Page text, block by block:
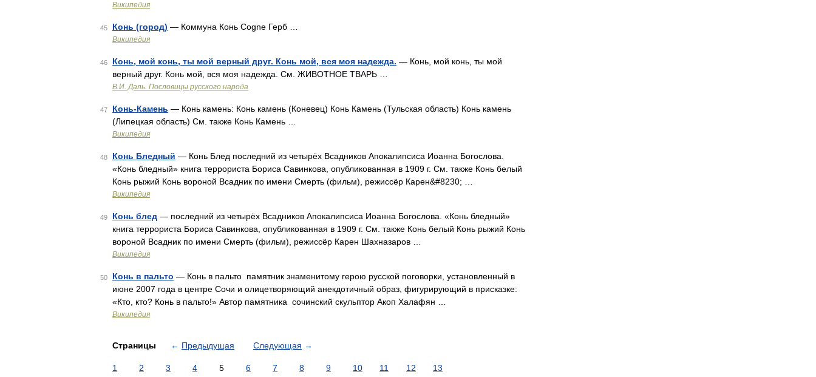
Википедия
45 Конь (город) — Коммуна Конь Cogne Герб …
Википедия
46 Конь, мой конь, ты мой верный друг. Конь мой, вся моя надежда. — Конь, мой конь, ты мой
верный друг. Конь мой, вся моя надежда. См. ЖИВОТНОЕ ТВАРЬ …
В.И. Даль. Пословицы русского народа
47 Конь-Камень — Конь камень: Конь камень (Коневец) Конь Камень (Тульская область) Конь камень
(Липецкая область) См. также Конь Камень …
Википедия
48 Конь Бледный — Конь Блед последний из четырёх Всадников Апокалипсиса Иоанна Богослова.
«Конь бледный» книга террориста Бориса Савинкова, опубликованная в 1909 г. См. также Конь белый
Конь рыжий Конь вороной Всадник по имени Смерть (фильм), режиссёр Карен&#8230; …
Википедия
49 Конь блед — последний из четырёх Всадников Апокалипсиса Иоанна Богослова. «Конь бледный»
книга террориста Бориса Савинкова, опубликованная в 1909 г. См. также Конь белый Конь рыжий Конь
вороной Всадник по имени Смерть (фильм), режиссёр Карен Шахназаров …
Википедия
50 Конь в пальто — Конь в пальто памятник знаменитому герою русской поговорки, установленный в
июне 2007 года в центре Сочи и олицетворяющий анекдотичный образ, фигурирующий в присказке:
«Кто, кто? Конь в пальто!» Автор памятника сочинский скульптор Акоп Халафян …
Википедия
Страницы ← Предыдущая Следующая →
1 2 3 4 5 6 7 8 9 10 11 12 13